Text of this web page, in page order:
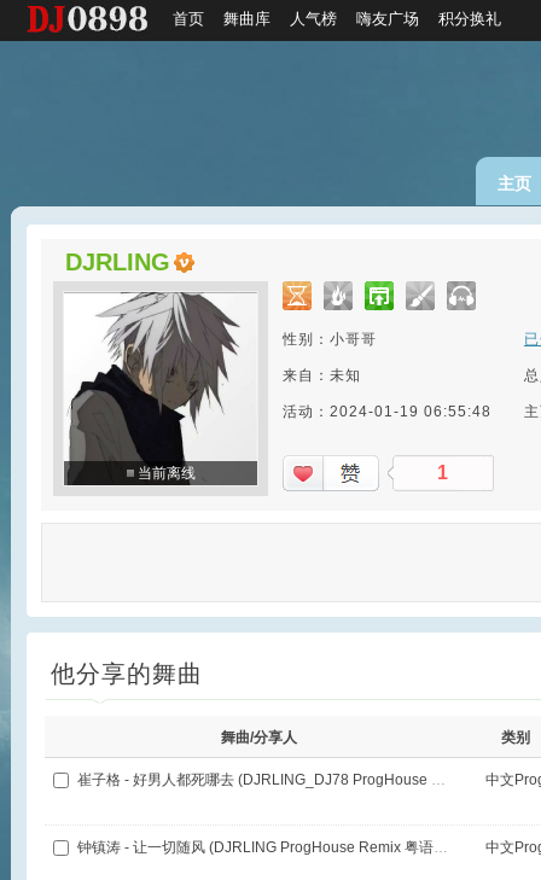
首页 舞曲库 人气榜 嗨友广场 积分换礼
主页
DJRLING
当前离线
性别：小哥哥
来自：未知
活动：2024-01-19 06:55:48
1
他分享的舞曲
舞曲/分享人 类别
崔子格 - 好男人都死哪去 (DJRLING_DJ78 ProgHouse Remix 国语女) 中文
钟镇涛 - 让一切随风 (DJRLING ProgHouse Remix 粤语男纯享版) 中文